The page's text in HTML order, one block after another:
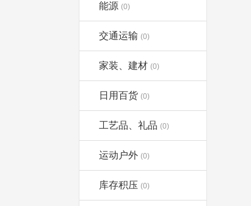
能源 (0)
交通运输 (0)
家装、建材 (0)
日用百货 (0)
工艺品、礼品 (0)
运动户外 (0)
库存积压 (0)